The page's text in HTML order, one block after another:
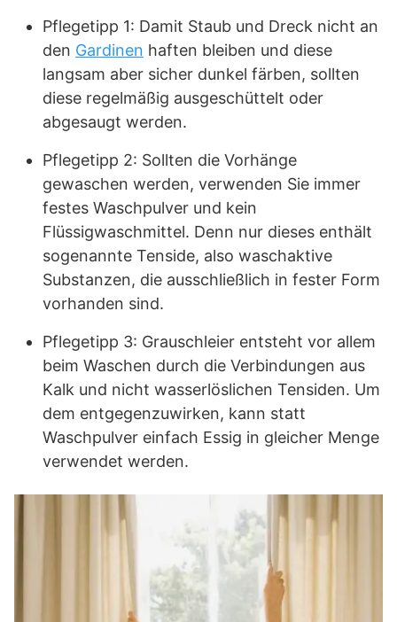
Pflegetipp 1: Damit Staub und Dreck nicht an
den Gardinen haften bleiben und diese
langsam aber sicher dunkel färben, sollten
diese regelmäßig ausgeschüttelt oder
abgesaugt werden.
Pflegetipp 2: Sollten die Vorhänge
gewaschen werden, verwenden Sie immer
festes Waschpulver und kein
Flüssigwaschmittel. Denn nur dieses enthält
sogenannte Tenside, also waschaktive
Substanzen, die ausschließlich in fester Form
vorhanden sind.
Pflegetipp 3: Grauschleier entsteht vor allem
beim Waschen durch die Verbindungen aus
Kalk und nicht wasserlöslichen Tensiden. Um
dem entgegenzuwirken, kann statt
Waschpulver einfach Essig in gleicher Menge
verwendet werden.